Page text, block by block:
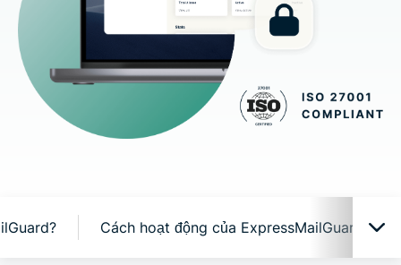
Cách hoạt động của ExpressMailGuard